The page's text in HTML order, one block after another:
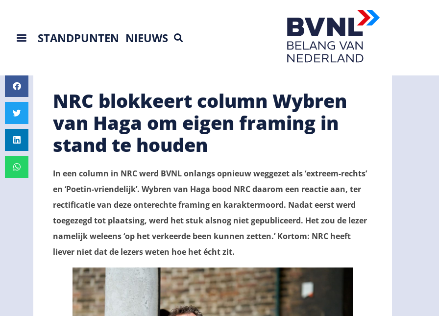
STANDPUNTEN NIEUWS
NRC blokkeert column Wybren
van Haga om eigen framing in
stand te houden
In een column in NRC werd BVNL onlangs opnieuw weggezet als ‘extreem-rechts’
en ‘Poetin-vriendelijk’. Wybren van Haga bood NRC daarom een reactie aan, ter
rectificatie van deze onterechte framing en karaktermoord. Nadat eerst werd
toegezegd tot plaatsing, werd het stuk alsnog niet gepubliceerd. Het zou de lezer
namelijk weleens ‘op het verkeerde been kunnen zetten.’ Kortom: NRC heeft
liever niet dat de lezers weten hoe het écht zit.